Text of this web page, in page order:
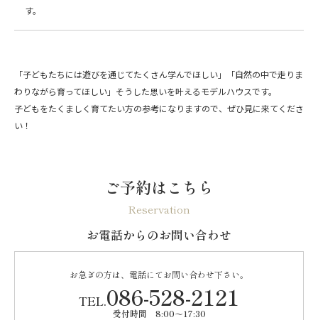
す。
「子どもたちには遊びを通じてたくさん学んでほしい」「自然の中で走りま
わりながら育ってほしい」そうした思いを叶えるモデルハウスです。
子どもをたくましく育てたい方の参考になりますので、ぜひ見に来てくださ
い！
ご予約はこちら
Reservation
お電話からのお問い合わせ
お急ぎの方は、電話にてお問い合わせ下さい。
TEL.086-528-2121
受付時間 8:00～17:30